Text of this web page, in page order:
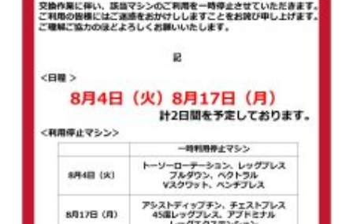
アクセス 店舗情報・サービス
よくあるご質問
店舗へのお問い合わせ
JOYFIT+ 店舗を探す